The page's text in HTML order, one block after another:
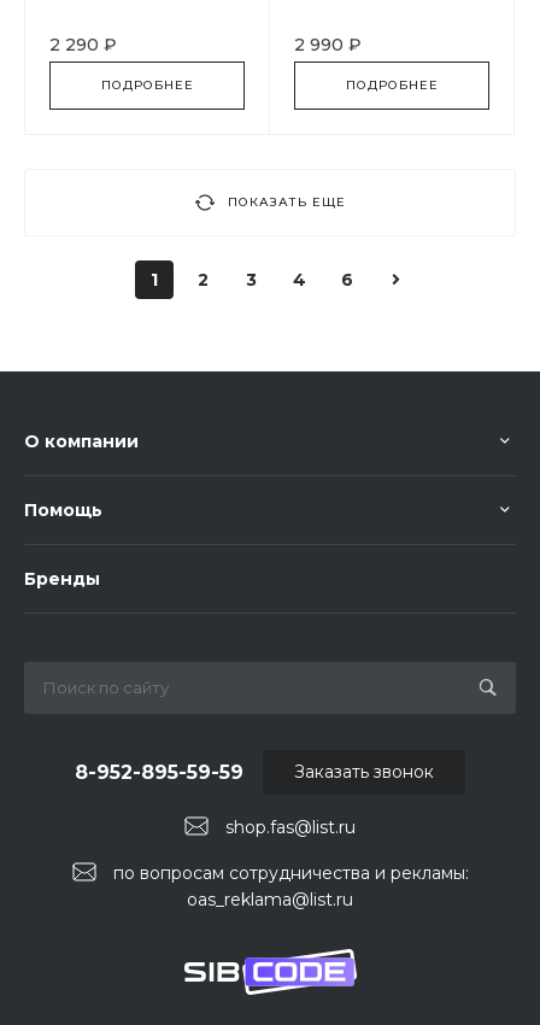
2 290 ₽
ПОДРОБНЕЕ
2 990 ₽
ПОДРОБНЕЕ
ПОКАЗАТЬ ЕЩЕ
1 2 3 4 6
О компании
Помощь
Бренды
shop.fas@list.ru
8-952-895-59-59
по вопросам сотрудничества и рекламы:
oas_reklama@list.ru
Заказать звонок